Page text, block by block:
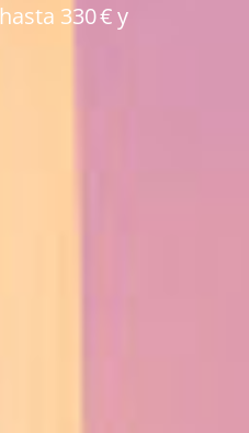
330 € y